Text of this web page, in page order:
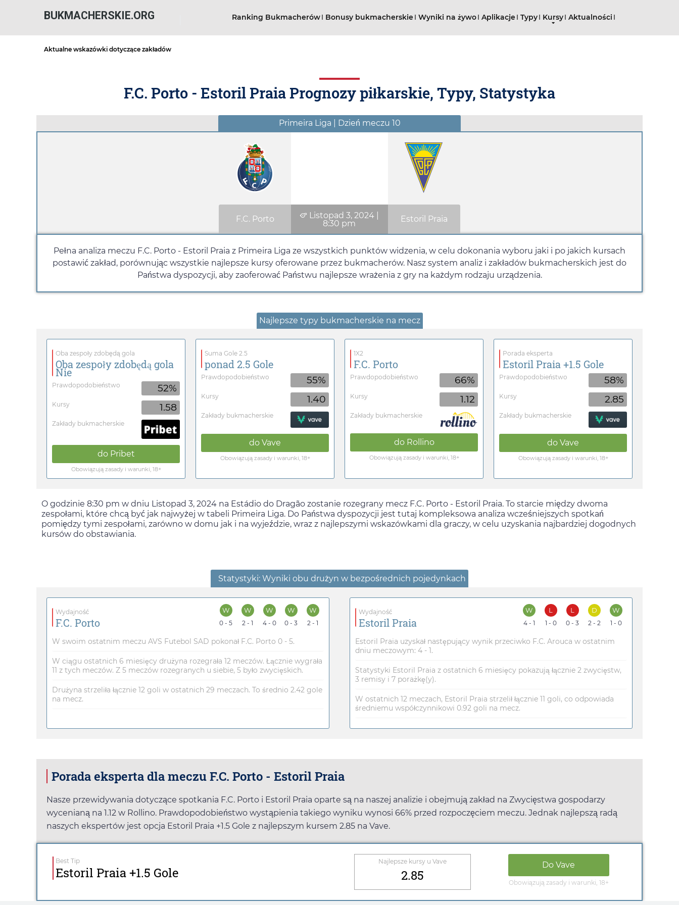
BUKMACHERSKIE.ORG Ranking Bukmacherów Bonusy bukmacherskie Wyniki na żywo Aplikacje Typy Kursy Aktualności
Aktualne wskazówki dotyczące zakładów
F.C. Porto - Estoril Praia Prognozy piłkarskie, Typy, Statystyka
Primeira Liga | Dzień meczu 10
F.C. Porto Listopad 3, 2024
8:30 pm
Estoril Praia
Pełna analiza meczu F.C. Porto - Estoril Praia z Primeira Liga ze wszystkich punktów widzenia, w celu dokonania wyboru jaki i po jakich kursach
postawić zakład, porównując wszystkie najlepsze kursy oferowane przez bukmacherów. Nasz system analiz i zakładów bukmacherskich jest do
Państwa dyspozycji, aby zaoferować Państwu najlepsze wrażenia z gry na każdym rodzaju urządzenia.
Najlepsze typy bukmacherskie na mecz
Oba zespoły zdobędą gola
Oba zespoły zdobędą gola
Nie
Prawdopodobieństwo 52%
Kursy 1.58
Zakłady bukmacherskie
do Pribet
Obowiązują zasady i warunki, 18+
Suma Gole 2.5
ponad 2.5 Gole
Prawdopodobieństwo 55%
Kursy 1.40
Zakłady bukmacherskie
do Vave
Obowiązują zasady i warunki, 18+
1X2
F.C. Porto
Prawdopodobieństwo 66%
Kursy 1.12
Zakłady bukmacherskie
do Rollino
Obowiązują zasady i warunki, 18+
Porada eksperta
Estoril Praia +1.5 Gole
Prawdopodobieństwo 58%
Kursy 2.85
Zakłady bukmacherskie
do Vave
Obowiązują zasady i warunki, 18+
O godzinie 8:30 pm w dniu Listopad 3, 2024 na Estádio do Dragão zostanie rozegrany mecz F.C. Porto - Estoril Praia. To starcie między dwoma
zespołami, które chcą być jak najwyżej w tabeli Primeira Liga. Do Państwa dyspozycji jest tutaj kompleksowa analiza wcześniejszych spotkań
pomiędzy tymi zespołami, zarówno w domu jak i na wyjeździe, wraz z najlepszymi wskazówkami dla graczy, w celu uzyskania najbardziej dogodnych
kursów do obstawiania.
Statystyki: Wyniki obu drużyn w bezpośrednich pojedynkach
Wydajność
F.C. Porto
W
0 - 5
W
2 - 1
W
4 - 0
W
0 - 3
W
2 - 1
W swoim ostatnim meczu AVS Futebol SAD pokonał F.C. Porto 0 - 5.
W ciągu ostatnich 6 miesięcy drużyna rozegrała 12 meczów. Łącznie wygrała
11 z tych meczów. Z 5 meczów rozegranych u siebie, 5 było zwycięskich.
Drużyna strzeliła łącznie 12 goli w ostatnich 29 meczach. To średnio 2.42 gole
na mecz.
Wydajność
Estoril Praia
W
4 - 1
L
1 - 0
L
0 - 3
D
2 - 2
W
1 - 0
Estoril Praia uzyskał następujący wynik przeciwko F.C. Arouca w ostatnim
dniu meczowym: 4 - 1.
Statystyki Estoril Praia z ostatnich 6 miesięcy pokazują łącznie 2 zwycięstw,
3 remisy i 7 porażkę(y).
W ostatnich 12 meczach, Estoril Praia strzelił łącznie 11 goli, co odpowiada
średniemu współczynnikowi 0.92 goli na mecz.
Porada eksperta dla meczu F.C. Porto - Estoril Praia
Nasze przewidywania dotyczące spotkania F.C. Porto i Estoril Praia oparte są na naszej analizie i obejmują zakład na Zwycięstwa gospodarzy
wycenianą na 1.12 w Rollino. Prawdopodobieństwo wystąpienia takiego wyniku wynosi 66% przed rozpoczęciem meczu. Jednak najlepszą radą
naszych ekspertów jest opcja Estoril Praia +1.5 Gole z najlepszym kursem 2.85 na Vave.
Best Tip
Estoril Praia +1.5 Gole
Najlepsze kursy u Vave
2.85
Do Vave
Obowiązują zasady i warunki, 18+